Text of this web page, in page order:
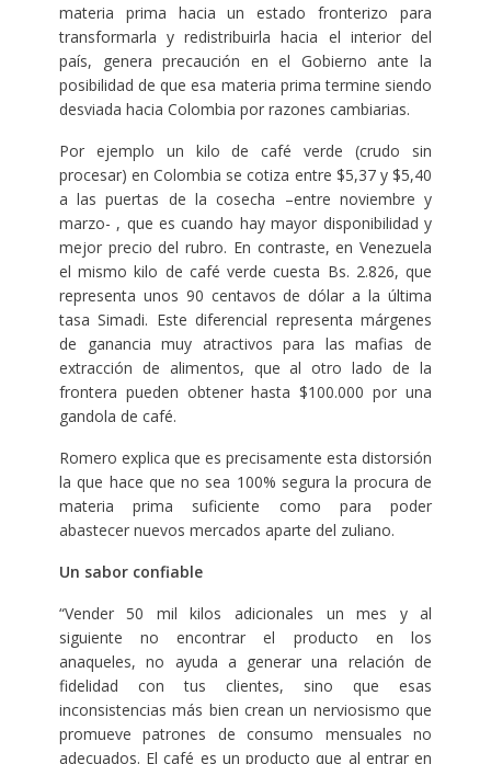
materia prima hacia un estado fronterizo para
transformarla y redistribuirla hacia el interior del
país, genera precaución en el Gobierno ante la
posibilidad de que esa materia prima termine siendo
desviada hacia Colombia por razones cambiarias.
Por ejemplo un kilo de café verde (crudo sin
procesar) en Colombia se cotiza entre $5,37 y $5,40
a las puertas de la cosecha –entre noviembre y
marzo- , que es cuando hay mayor disponibilidad y
mejor precio del rubro. En contraste, en Venezuela
el mismo kilo de café verde cuesta Bs. 2.826, que
representa unos 90 centavos de dólar a la última
tasa Simadi. Este diferencial representa márgenes
de ganancia muy atractivos para las mafias de
extracción de alimentos, que al otro lado de la
frontera pueden obtener hasta $100.000 por una
gandola de café.
Romero explica que es precisamente esta distorsión
la que hace que no sea 100% segura la procura de
materia prima suficiente como para poder
abastecer nuevos mercados aparte del zuliano.
Un sabor confiable
“Vender 50 mil kilos adicionales un mes y al
siguiente no encontrar el producto en los
anaqueles, no ayuda a generar una relación de
fidelidad con tus clientes, sino que esas
inconsistencias más bien crean un nerviosismo que
promueve patrones de consumo mensuales no
adecuados. El café es un producto que al entrar en